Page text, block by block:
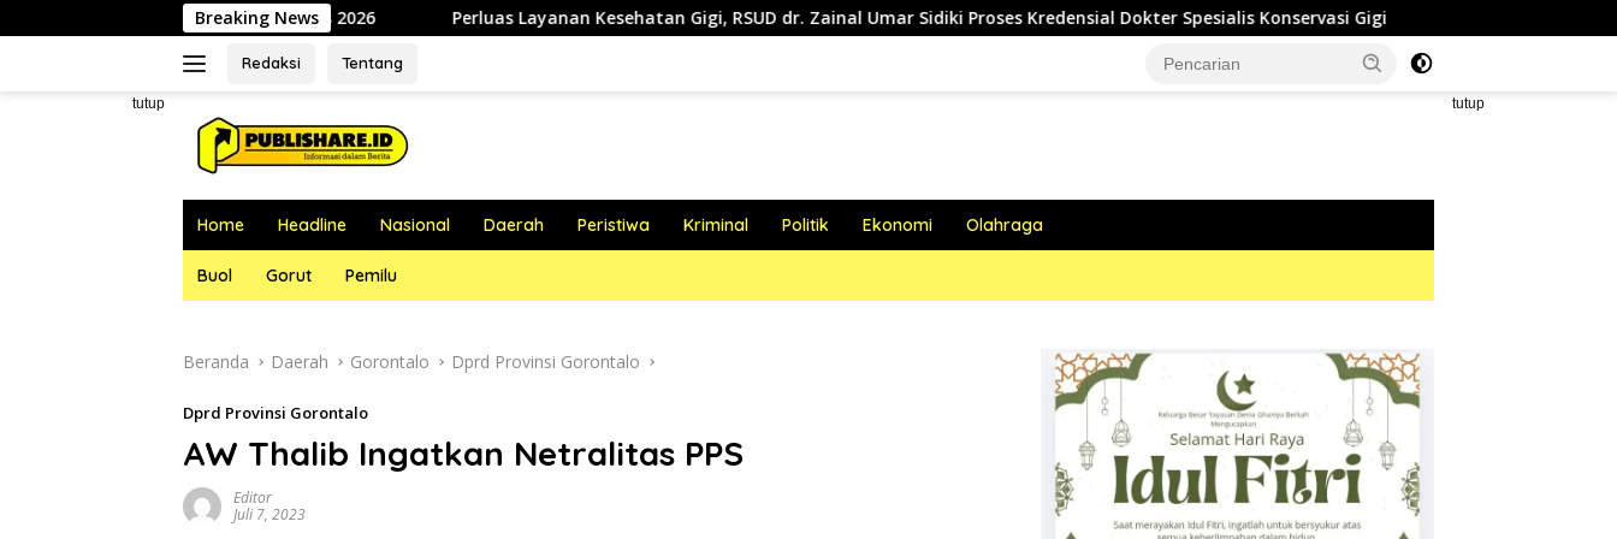
ke
Breaking News
07 Agustus 2026 Perluas Layanan Kesehatan Gigi, RSUD dr. Zainal Umar Sidiki Proses Kredensial Dokter Spesialis Konservasi Gigi PT GLP Angkat Bicara Soal Polemik
Redaksi Tentang
tutup tutup
Home Headline Nasional Daerah Peristiwa Kriminal Politik Ekonomi Olahraga
Buol Gorut Pemilu
Beranda Daerah Gorontalo Dprd Provinsi Gorontalo
Dprd Provinsi Gorontalo
AW Thalib Ingatkan Netralitas PPS
Editor
Juli 7, 2023